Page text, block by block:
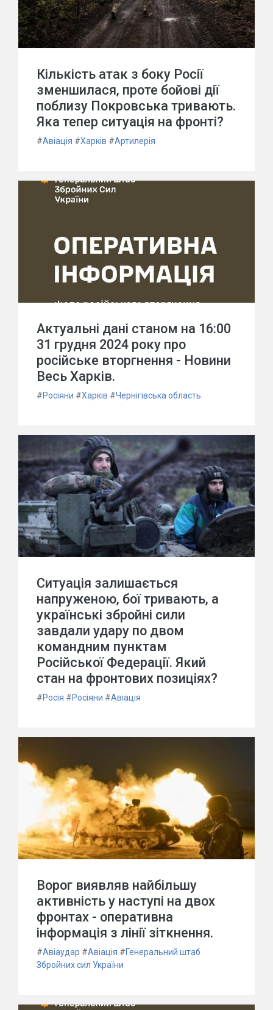
Кількість атак з боку Росії
зменшилася, проте бойові дії
поблизу Покровська тривають.
Яка тепер ситуація на фронті?
#Авіація #Харків #Артилерія
Актуальні дані станом на 16:00
31 грудня 2024 року про
російське вторгнення - Новини
Весь Харків.
#Росіяни #Харків #Чернігівська область
Ситуація залишається
напруженою, бої тривають, а
українські збройні сили
завдали удару по двом
командним пунктам
Російської Федерації. Який
стан на фронтових позиціях?
#Росія #Росіяни #Авіація
Ворог виявляв найбільшу
активність у наступі на двох
фронтах - оперативна
інформація з лінії зіткнення.
#Авіаудар #Авіація #Генеральний штаб
Збройних сил України